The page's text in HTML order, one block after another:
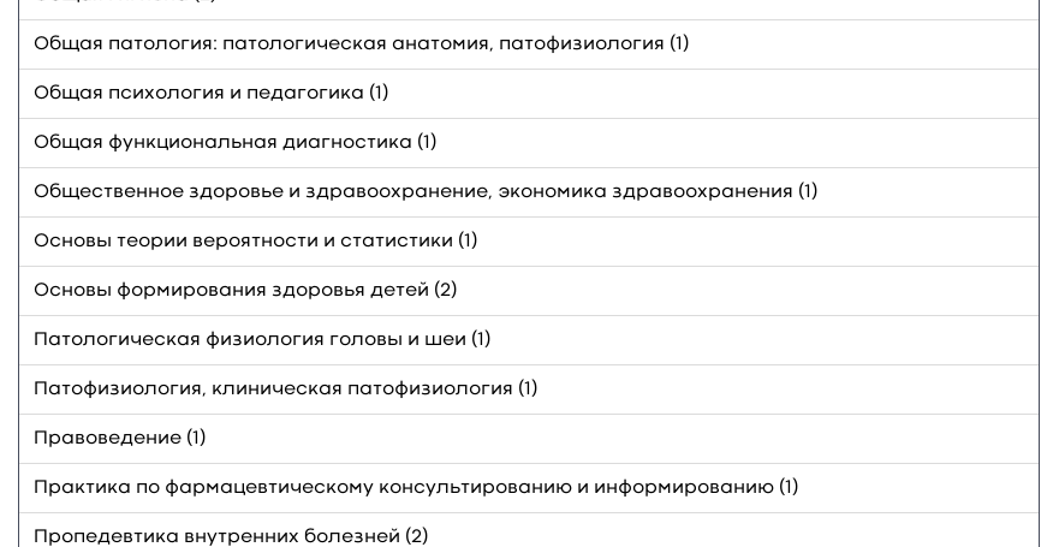
Общая патология: патологическая анатомия, патофизиология (1)
Общая психология и педагогика (1)
Общая функциональная диагностика (1)
Общественное здоровье и здравоохранение, экономика здравоохранения (1)
Основы теории вероятности и статистики (1)
Основы формирования здоровья детей (2)
Патологическая физиология головы и шеи (1)
Патофизиология, клиническая патофизиология (1)
Правоведение (1)
Практика по фармацевтическому консультированию и информированию (1)
Пропедевтика внутренних болезней (2)